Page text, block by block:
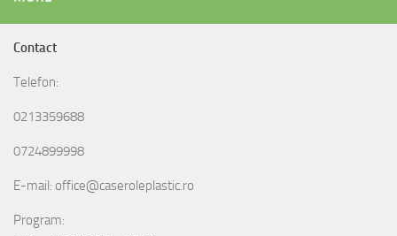
Contact
Telefon:
0213359688
0724899998
E-mail: office@caseroleplastic.ro
Program: